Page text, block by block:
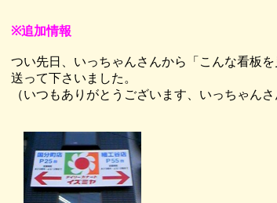
※追加情報
つい先日、いっちゃんさんから「こんな看板
送って下さいました。
（いつもありがとうございます、いっちゃんさ